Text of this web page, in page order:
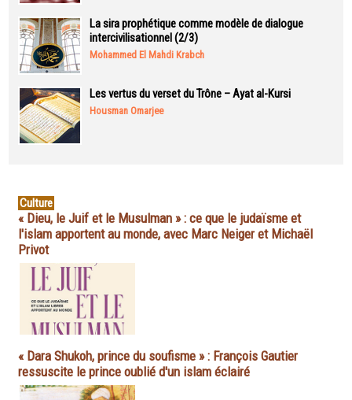
La sira prophétique comme modèle de dialogue
intercivilisationnel (2/3)
Mohammed El Mahdi Krabch
Les vertus du verset du Trône – Ayat al-Kursi
Housman Omarjee
Culture
« Dieu, le Juif et le Musulman » : ce que le judaïsme et
l'islam apportent au monde, avec Marc Neiger et Michaël
Privot
« Dara Shukoh, prince du soufisme » : François Gautier
ressuscite le prince oublié d'un islam éclairé